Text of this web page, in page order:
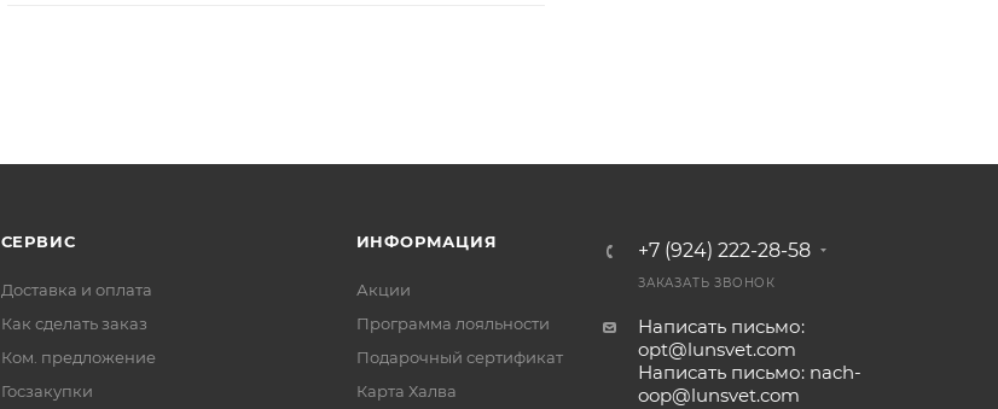
СЕРВИС
Доставка и оплата
Как сделать заказ
Ком. предложение
Госзакупки
ИНФОРМАЦИЯ
Акции
Программа лояльности
Подарочный сертификат
Карта Халва
+7 (924) 222-28-58
ЗАКАЗАТЬ ЗВОНОК
Написать письмо:
opt@lunsvet.com
Написать письмо: nach-
oop@lunsvet.com